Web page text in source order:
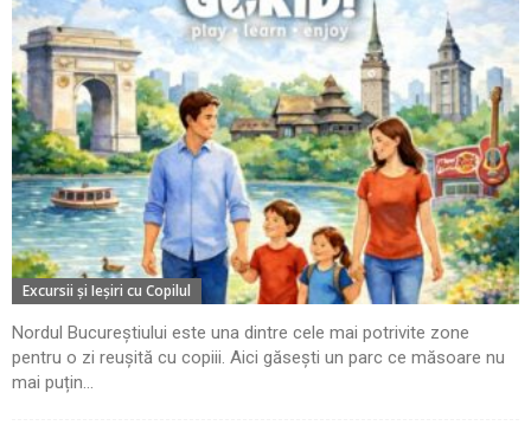
Excursii şi Ieşiri cu Copilul
Nordul Bucureștiului este una dintre cele mai potrivite zone
pentru o zi reușită cu copiii. Aici găsești un parc ce măsoare nu
mai puțin...